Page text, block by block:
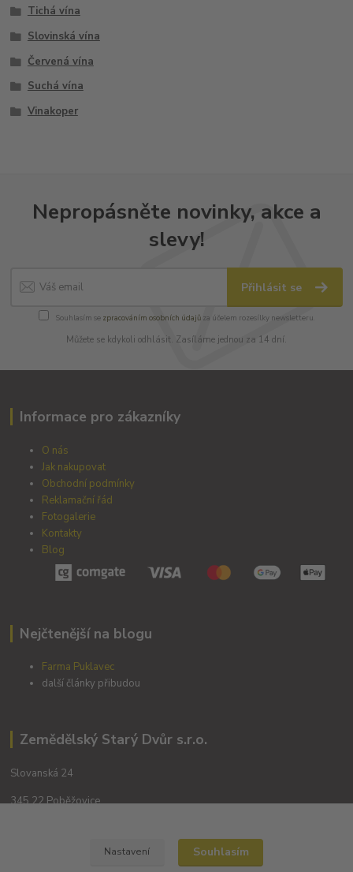
Tichá vína
Slovinská vína
Červená vína
Suchá vína
Vinakoper
Nepropásněte novinky, akce a
slevy!
Přihlásit se
Souhlasím se zpracováním osobních údajůza účelem rozesílky newsletteru.
Můžete se kdykoli odhlásit. Zasíláme jednou za 14 dní.
Informace pro zákazníky
O nás
Jak nakupovat
Obchodní podmínky
Reklamační řád
Fotogalerie
Kontakty
Blog
Nejčtenější na blogu
Farma Puklavec
další články přibudou
Zemědělský Starý Dvůr s.r.o.
Slovanská 24
345 22 Poběžovice
Nastavení Souhlasím